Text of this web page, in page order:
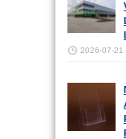
2026-07-21